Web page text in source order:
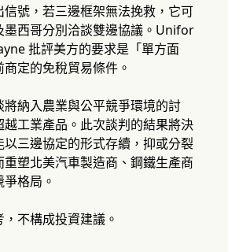
號，若三邊框架無法挽救，它可
墨西哥分別洽談雙邊協議。Unifor
批評美方的要求是「單方面
定的免稅貿易條件。
納入農業與公平競爭環境的討
工業產品。此次談判的結果將決
以三邊協定的形式存續，抑或分裂
塑北美汽車製造商、鋼鐵生產商
格局。
不構成投資建議。